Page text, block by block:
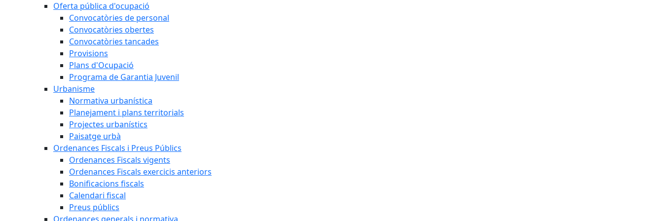
Oferta pública d'ocupació
Convocatòries de personal
Convocatòries obertes
Convocatòries tancades
Provisions
Plans d'Ocupació
Programa de Garantia Juvenil
Urbanisme
Normativa urbanística
Planejament i plans territorials
Projectes urbanístics
Paisatge urbà
Ordenances Fiscals i Preus Públics
Ordenances Fiscals vigents
Ordenances Fiscals exercicis anteriors
Bonificacions fiscals
Calendari fiscal
Preus públics